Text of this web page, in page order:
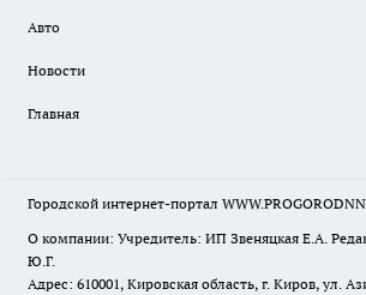
Авто
Новости
Главная
Городской интернет-портал
О компании: Учредитель: ИП Звеняцкая Е.А.
Ю.Г.
Адрес: 610001, Кировская область, г. Киров, ул.